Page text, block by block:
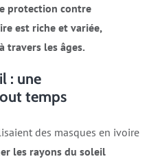
protection contre
est riche et variée,
travers les âges.
: une
temps
des masques en ivoire
les rayons du soleil